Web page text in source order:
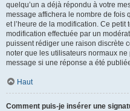
quelqu’un a déjà répondu à votre
message affichera le nombre de fois
et l’heure de la modification. Ce petit
modification effectuée par un
puissent rédiger une raison discrète
noter que les utilisateurs normaux
message si une réponse a été
Haut
Comment puis-je insérer une